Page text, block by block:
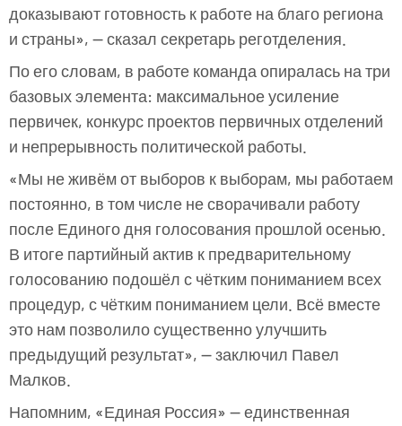
доказывают готовность к работе на благо региона
и страны», — сказал секретарь реготделения.
По его словам, в работе команда опиралась на три
базовых элемента: максимальное усиление
первичек, конкурс проектов первичных отделений
и непрерывность политической работы.
«Мы не живём от выборов к выборам, мы работаем
постоянно, в том числе не сворачивали работу
после Единого дня голосования прошлой осенью.
В итоге партийный актив к предварительному
голосованию подошёл с чётким пониманием всех
процедур, с чётким пониманием цели. Всё вместе
это нам позволило существенно улучшить
предыдущий результат», — заключил Павел
Малков.
Напомним, «Единая Россия» — единственная